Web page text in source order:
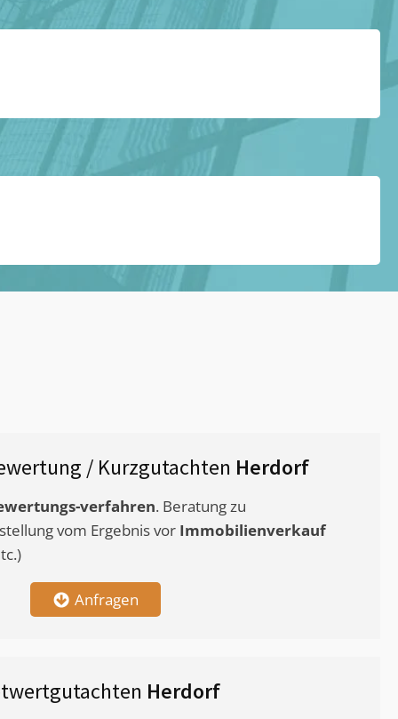
/ Kurzgutachten Herdorf
verfahren. Beratung zu
vom Ergebnis vor Immobilienverkauf
Anfragen
Herdorf